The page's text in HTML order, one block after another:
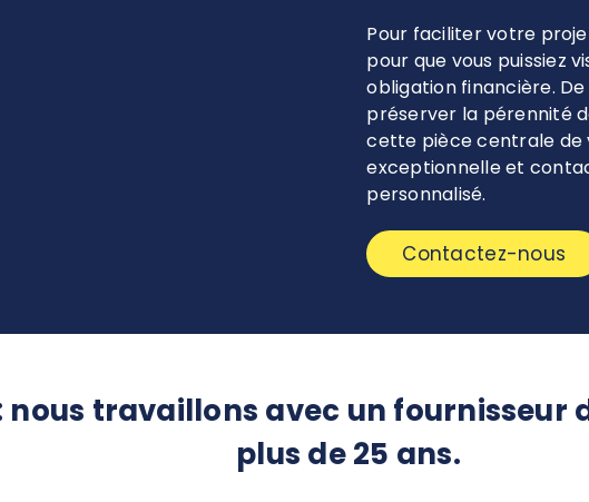
Pour faciliter votre
pour que vous puissiez
obligation financière.
préserver la pérennité
cette pièce centrale de
exceptionnelle et
personnalisé.
Contactez-nous
nous travaillons avec un fournisseur
plus de 25 ans.